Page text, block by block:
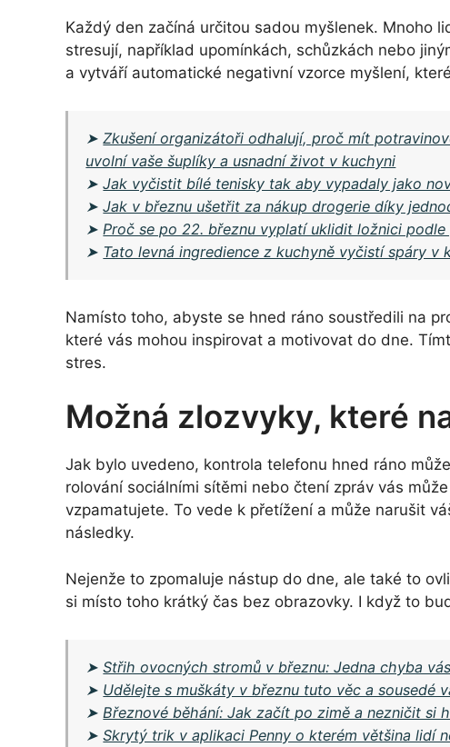
Každý den začíná určitou sadou myšlenek. Mnoho
stresují, například upomínkách, schůzkách nebo
a vytváří automatické negativní vzorce myšlení,
➤Zkušení organizátoři odhalují, proč mít
uvolní vaše šuplíky a usnadní život v kuchyni
➤Jak vyčistit bílé tenisky tak aby vypadaly jako
➤Jak v březnu ušetřit za nákup drogerie díky
➤Proč se po 22. březnu vyplatí uklidit ložnici
➤ Tato levná ingredience z kuchyně vyčistí spáry v
Namísto toho, abyste se hned ráno soustředili na
které vás mohou inspirovat a motivovat do dne.
stres.
Možná zlozvyky, které
Jak bylo uvedeno, kontrola telefonu hned ráno
rolování sociálními sítěmi nebo čtení zpráv vás
vzpamatujete. To vede k přetížení a může narušit
následky.
Nejenže to zpomaluje nástup do dne, ale také to
si místo toho krátký čas bez obrazovky. I když to
➤Střih ovocných stromů v březnu: Jedna chyba
➤ Udělejte s muškáty v březnu tuto věc a sousedé
➤ Březnové běhání: Jak začít po zimě a nezničit si
➤Skrytý trik v aplikaci Penny o kterém většina lidí